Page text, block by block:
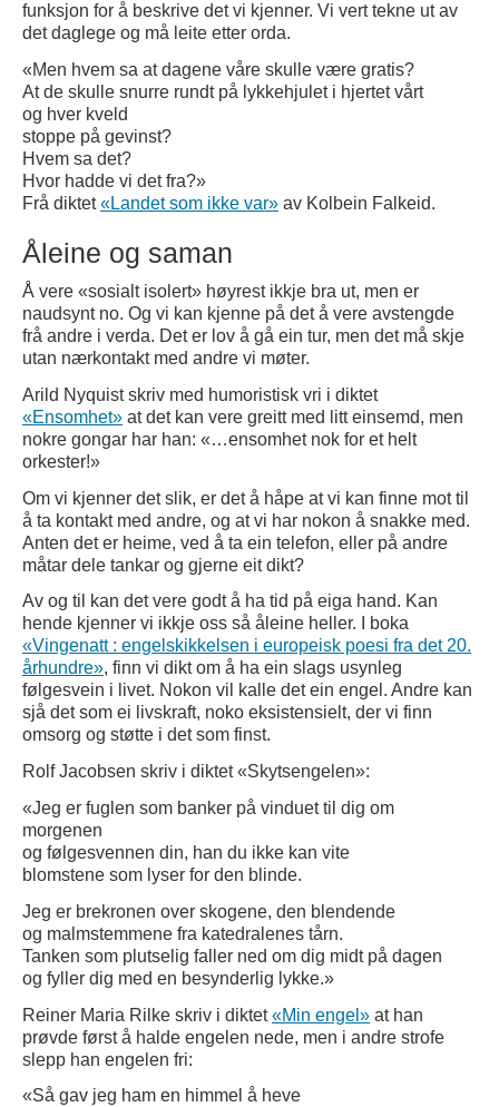
funksjon for å beskrive det vi kjenner. Vi vert tekne ut av
det daglege og må leite etter orda.
«Men hvem sa at dagene våre skulle være gratis?
At de skulle snurre rundt på lykkehjulet i hjertet vårt
og hver kveld
stoppe på gevinst?
Hvem sa det?
Hvor hadde vi det fra?»
Frå diktet«Landet som ikke var» av Kolbein Falkeid.
Åleine og saman
Å vere «sosialt isolert» høyrest ikkje bra ut, men er
naudsynt no. Og vi kan kjenne på det å vere avstengde
frå andre i verda. Det er lov å gå ein tur, men det må skje
utan nærkontakt med andre vi møter.
Arild Nyquist skriv med humoristisk vri i diktet
«Ensomhet» at det kan vere greitt med litt einsemd, men
nokre gongar har han: «…ensomhet nok for et helt
orkester!»
Om vi kjenner det slik, er det å håpe at vi kan finne mot til
å ta kontakt med andre, og at vi har nokon å snakke med.
Anten det er heime, ved å ta ein telefon, eller på andre
måtar dele tankar og gjerne eit dikt?
Av og til kan det vere godt å ha tid på eiga hand. Kan
hende kjenner vi ikkje oss så åleine heller. I boka
«Vingenatt : engelskikkelsen i europeisk poesi fra det 20.
århundre», finn vi dikt om å ha ein slags usynleg
følgesvein i livet. Nokon vil kalle det ein engel. Andre kan
sjå det som ei livskraft, noko eksistensielt, der vi finn
omsorg og støtte i det som finst.
Rolf Jacobsen skriv i diktet «Skytsengelen»:
«Jeg er fuglen som banker på vinduet til dig om
morgenen
og følgesvennen din, han du ikke kan vite
blomstene som lyser for den blinde.
Jeg er brekronen over skogene, den blendende
og malmstemmene fra katedralenes tårn.
Tanken som plutselig faller ned om dig midt på dagen
og fyller dig med en besynderlig lykke.»
Reiner Maria Rilke skriv i diktet«Min engel» at han
prøvde først å halde engelen nede, men i andre strofe
slepp han engelen fri:
«Så gav jeg ham en himmel å heve